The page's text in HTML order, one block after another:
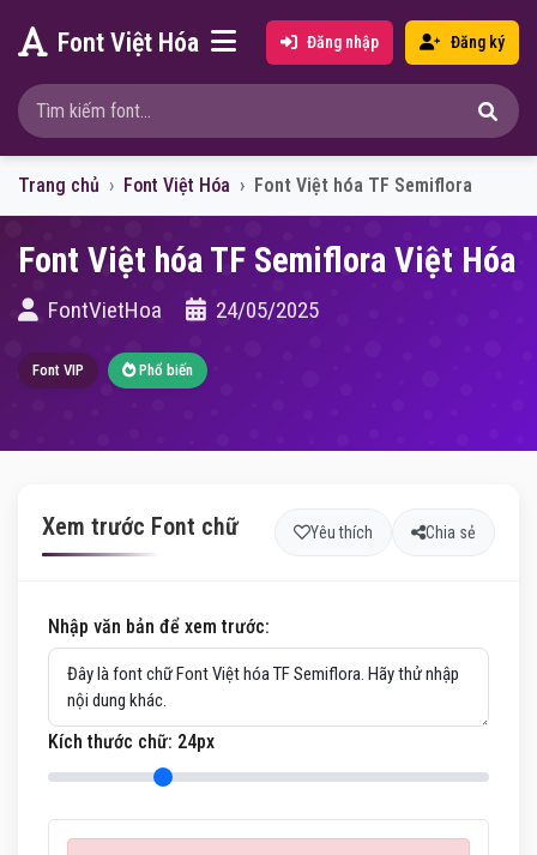
Font Việt Hóa Đăng nhập Đăng ký
Trang chủ Font Việt Hóa Font Việt hóa TF Semiflora
Font Việt hóa TF Semiflora Việt Hóa
FontVietHoa 24/05/2025
Font VIP Phổ biến
Xem trước Font chữ Yêu thích Chia sẻ
Nhập văn bản để xem trước:
Kích thước chữ: 24px